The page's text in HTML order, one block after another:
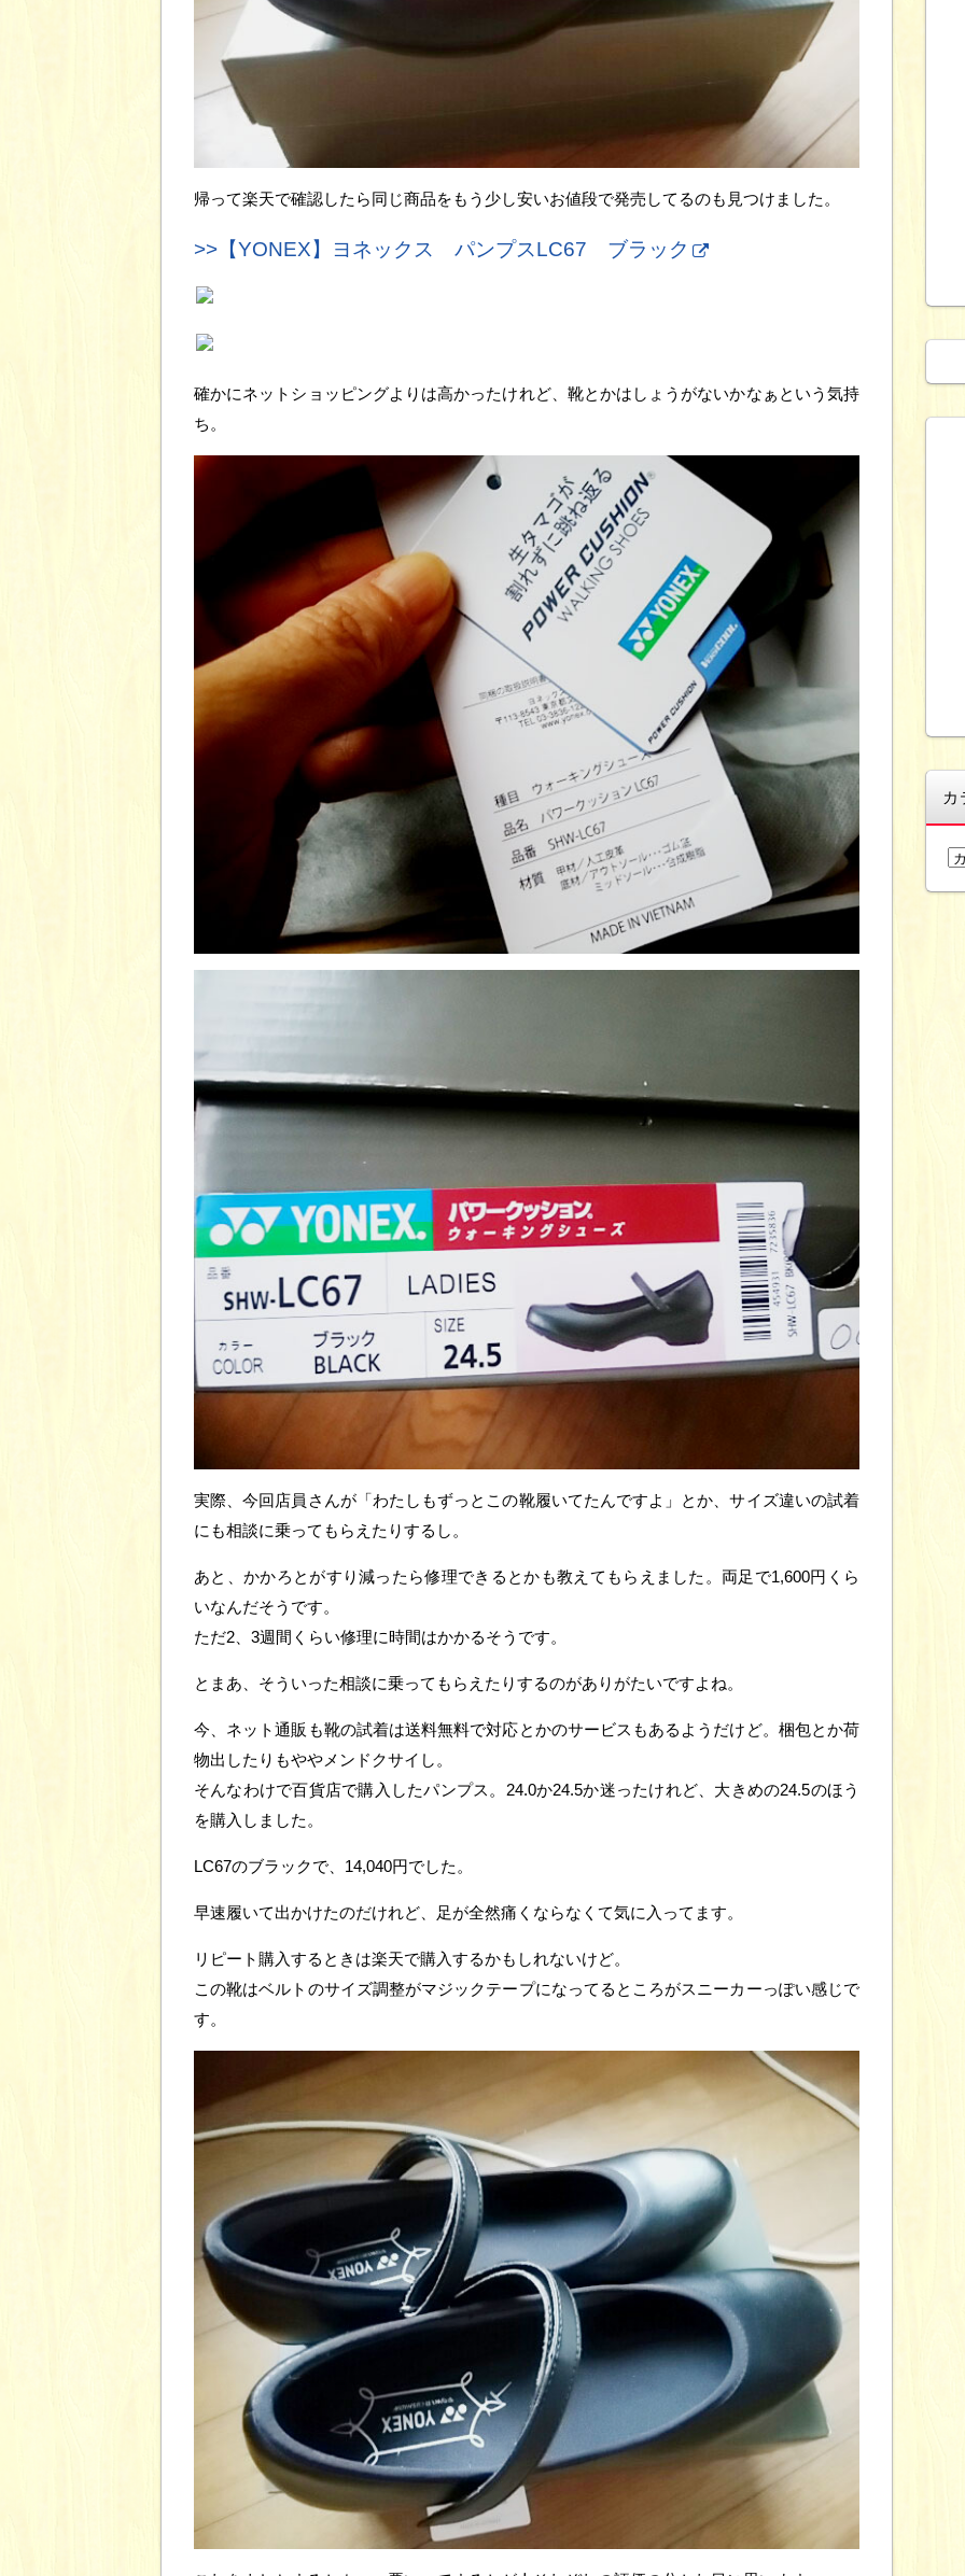
帰って楽天で確認したら同じ商品をもう少し安いお値段で発売してるのも見つけました。
>>【YONEX】ヨネックス パンプスLC67 ブラック
確かにネットショッピングよりは高かったけれど、靴とかはしょうがないかなぁという気持
ち。
実際、今回店員さんが「わたしもずっとこの靴履いてたんですよ」とか、サイズ違いの試着
にも相談に乗ってもらえたりするし。
あと、かかろとがすり減ったら修理できるとかも教えてもらえました。両足で1,600円くら
いなんだそうです。
ただ2、3週間くらい修理に時間はかかるそうです。
とまあ、そういった相談に乗ってもらえたりするのがありがたいですよね。
今、ネット通販も靴の試着は送料無料で対応とかのサービスもあるようだけど。梱包とか荷
物出したりもややメンドクサイし。
そんなわけで百貨店で購入したパンプス。24.0か24.5か迷ったけれど、大きめの24.5のほう
を購入しました。
LC67のブラックで、14,040円でした。
早速履いて出かけたのだけれど、足が全然痛くならなくて気に入ってます。
リピート購入するときは楽天で購入するかもしれないけど。
この靴はベルトのサイズ調整がマジックテープになってるところがスニーカーっぽい感じで
す。
カ
カ